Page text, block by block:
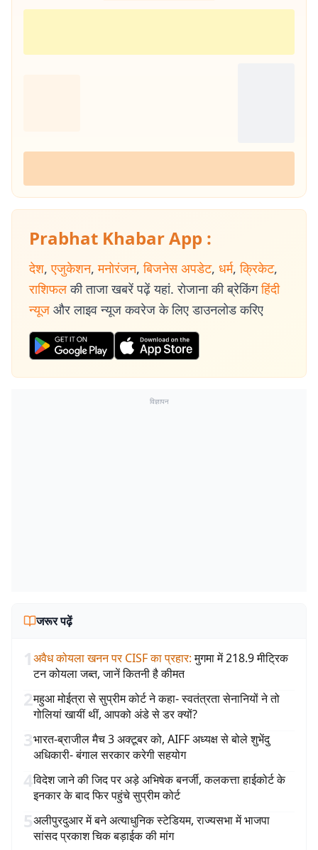
Prabhat Khabar App :
देश, एजुकेशन, मनोरंजन, बिजनेस अपडेट, धर्म, क्रिकेट,
राशिफल की ताजा खबरें पढ़ें यहां. रोजाना की ब्रेकिंग हिंदी
न्यूज और लाइव न्यूज कवरेज के लिए डाउनलोड करिए
विज्ञापन
जरूर पढ़ें
1अवैध कोयला खनन पर CISF का प्रहार: मुगमा में 218.9 मीट्रिक
टन कोयला जब्त, जानें कितनी है कीमत
2महुआ मोईत्रा से सुप्रीम कोर्ट ने कहा- स्वतंत्रता सेनानियों ने तो
गोलियां खायीं थीं, आपको अंडे से डर क्यों?
3भारत-ब्राजील मैच 3 अक्टूबर को, AIFF अध्यक्ष से बोले शुभेंदु
अधिकारी- बंगाल सरकार करेगी सहयोग
4विदेश जाने की जिद पर अड़े अभिषेक बनर्जी, कलकत्ता हाईकोर्ट के
इनकार के बाद फिर पहुंचे सुप्रीम कोर्ट
5अलीपुरदुआर में बने अत्याधुनिक स्टेडियम, राज्यसभा में भाजपा
सांसद प्रकाश चिक बड़ाईक की मांग